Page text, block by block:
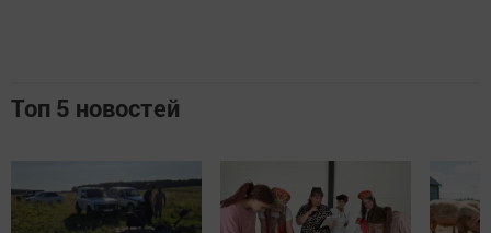
Топ 5 новостей